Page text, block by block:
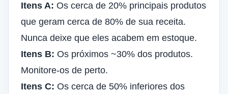
Itens A: Os cerca de 20% principais produtos
que geram cerca de 80% de sua receita.
Nunca deixe que eles acabem em estoque.
Itens B: Os próximos ~30% dos produtos.
Monitore-os de perto.
Itens C: Os cerca de 50% inferiores dos